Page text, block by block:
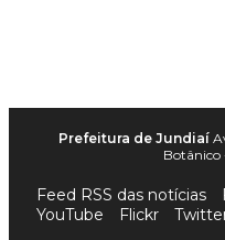
Prefeitura de Jundiaí
Botânico
Feed RSS das notícias
YouTube
Flickr